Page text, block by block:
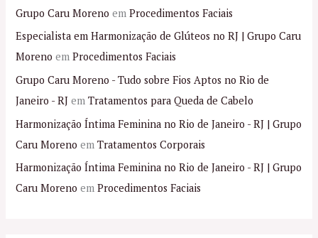
Grupo Caru Moreno emProcedimentos Faciais
Especialista em Harmonização de Glúteos no RJ | Grupo Caru
Moreno emProcedimentos Faciais
Grupo Caru Moreno - Tudo sobre Fios Aptos no Rio de
Janeiro - RJ emTratamentos para Queda de Cabelo
Harmonização Íntima Feminina no Rio de Janeiro - RJ | Grupo
Caru Moreno emTratamentos Corporais
Harmonização Íntima Feminina no Rio de Janeiro - RJ | Grupo
Caru Moreno emProcedimentos Faciais